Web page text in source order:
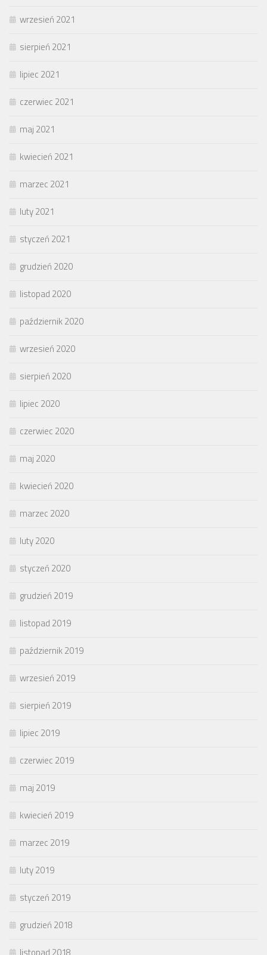
wrzesień 2021
sierpień 2021
lipiec 2021
czerwiec 2021
maj 2021
kwiecień 2021
marzec 2021
luty 2021
styczeń 2021
grudzień 2020
listopad 2020
październik 2020
wrzesień 2020
sierpień 2020
lipiec 2020
czerwiec 2020
maj 2020
kwiecień 2020
marzec 2020
luty 2020
styczeń 2020
grudzień 2019
listopad 2019
październik 2019
wrzesień 2019
sierpień 2019
lipiec 2019
czerwiec 2019
maj 2019
kwiecień 2019
marzec 2019
luty 2019
styczeń 2019
grudzień 2018